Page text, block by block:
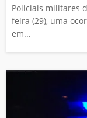
Policiais militares
feira (29), uma
em...